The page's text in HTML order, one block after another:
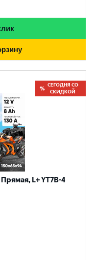
СЕГОДНЯ СО
СКИДКОЙ
L+ YT7B-4